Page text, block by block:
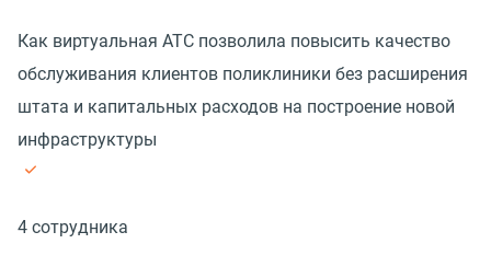
Как виртуальная АТС позволила повысить качество
обслуживания клиентов поликлиники без расширения
штата и капитальных расходов на построение новой
инфраструктуры
4 сотрудника